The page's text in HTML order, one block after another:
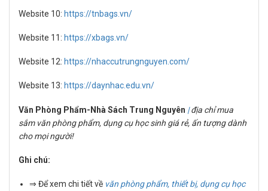
Website 10: https://tnbags.vn/
Website 11: https://xbags.vn/
Website 12: https://nhaccutrungnguyen.com/
Website 13: https://daynhac.edu.vn/
Văn Phòng Phẩm-Nhà Sách Trung Nguyên |địa chỉ mua
sắm văn phòng phẩm, dụng cụ học sinh giá rẻ, ấn tượng dành
cho mọi người!
Ghi chú:
⇒ Để xem chi tiết về văn phòng phẩm, thiết bị, dụng cụ học